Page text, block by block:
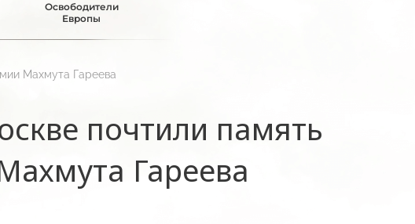
Освободители
Европы
Махмута Гареева
почтили память
Гареева